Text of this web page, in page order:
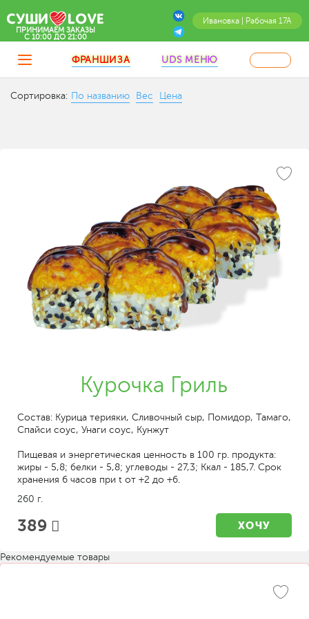
Ивановка | Рабочая 17А
ПРИНИМАЕМ ЗАКАЗЫ
C 10:00 ДО 21:00
ФРАНШИЗА UDS МЕНЮ
Сортировка: По названию Вес Цена
Курочка Гриль
Состав: Курица терияки, Сливочный сыр, Помидор, Тамаго,
Спайси соус, Унаги соус, Кунжут
Пищевая и энергетическая ценность в 100 гр. продукта:
жиры - 5,8; белки - 5,8; углеводы - 27,3; Ккал - 185,7. Срок
хранения 6 часов при t от +2 до +6.
260 г.
389 ХОЧУ
Рекомендуемые товары